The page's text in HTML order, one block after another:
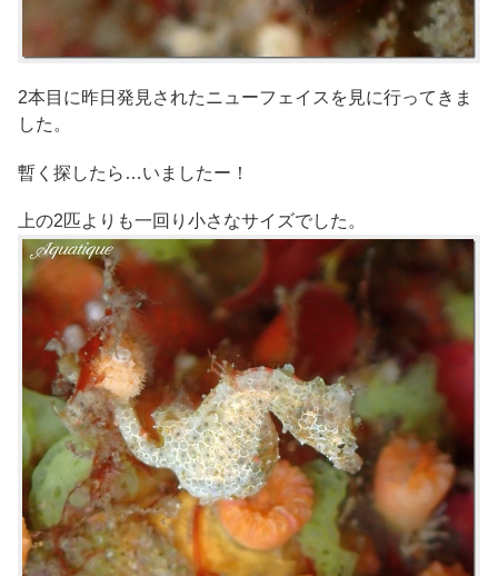
2本目に昨日発見されたニューフェイスを見に行ってきま
した。
暫く探したら…いましたー！
上の2匹よりも一回り小さなサイズでした。